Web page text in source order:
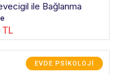
ile Bağlanma
TL
EVDE PSIKOLOJI